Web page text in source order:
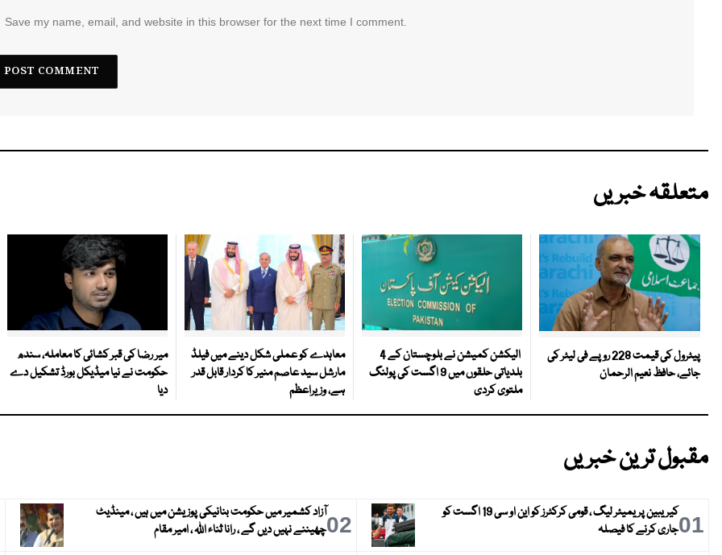
Save my name, email, and website in this browser for the next time I comment.
متعلقہ خبریں
پیٹرول کی قیمت 228 روپے فی لیٹر کی
جائے، حافظ نعیم الرحمان
الیکشن کمیشن نے بلوچستان کے 4
بلدیاتی حلقوں میں 9 اگست کی پولنگ
ملتوی کردی
معاہدے کو عملی شکل دینے میں فیلڈ
مارشل سید عاصم منیر کا کردار قابل قدر
ہے، وزیراعظم
میر رضا کی قبر کشائی کا معاملہ، سندھ
حکومت نے نیا میڈیکل بورڈ تشکیل دے
دیا
مقبول ترین خبریں
01
کیریبین پریمیئر لیگ ، قومی کرکٹرز کو این او سی 19 اگست کو
جاری کرنے کا فیصلہ
02آزاد کشمیر میں حکومت بنانیکی پوزیشن میں ہیں ، مینڈیٹ
چھیننے نہیں دیں گے ، رانا ثناء اللہ ، امیر مقام